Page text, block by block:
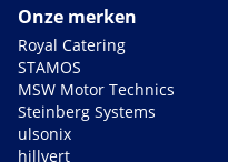
Onze merken
Royal Catering
STAMOS
MSW Motor Technics
Steinberg Systems
ulsonix
hillvert